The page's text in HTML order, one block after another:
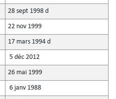
28 sept 1998 d
22 nov 1999
17 mars 1994 d
5 déc 2012
26 mai 1999
6 janv 1988